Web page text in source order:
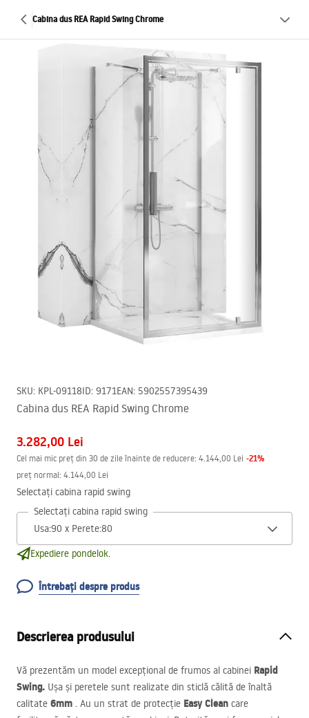
Cabina dus REA Rapid Swing Chrome
SKU: KPL-09118ID: 9171EAN: 5902557395439
Cabina dus REA Rapid Swing Chrome
3.282,00 Lei
Cel mai mic preț din 30 de zile înainte de reducere: 4.144,00 Lei -21%
preț normal: 4.144,00 Lei
Selectați cabina rapid swing
Selectați cabina rapid swing
Expediere pondelok.
Întrebați despre produs
Descrierea produsului
Vă prezentăm un model excepțional de frumos al cabinei Rapid
Swing. Ușa și peretele sunt realizate din sticlă călită de înaltă
calitate 6mm . Au un strat de protecție Easy Clean care